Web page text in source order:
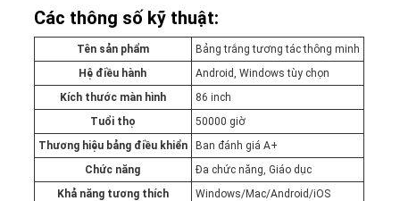
Các thông số kỹ thuật:
Tên sản phẩm
Bảng trắng tương tác thông minh
Hệ điều hành
Android, Windows tùy chọn
Kích thước màn hình
86 inch
Tuổi thọ
50000 giờ
Thương hiệu bảng điều khiển
Ban đánh giá A+
Chức năng
Đa chức năng, Giáo dục
Khả năng tương thích
Windows/Mac/Android/iOS